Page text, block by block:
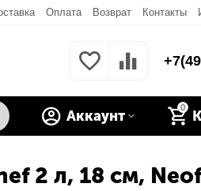
Оплата Возврат Контакты
0
Аккаунт
2 л, 18 см,